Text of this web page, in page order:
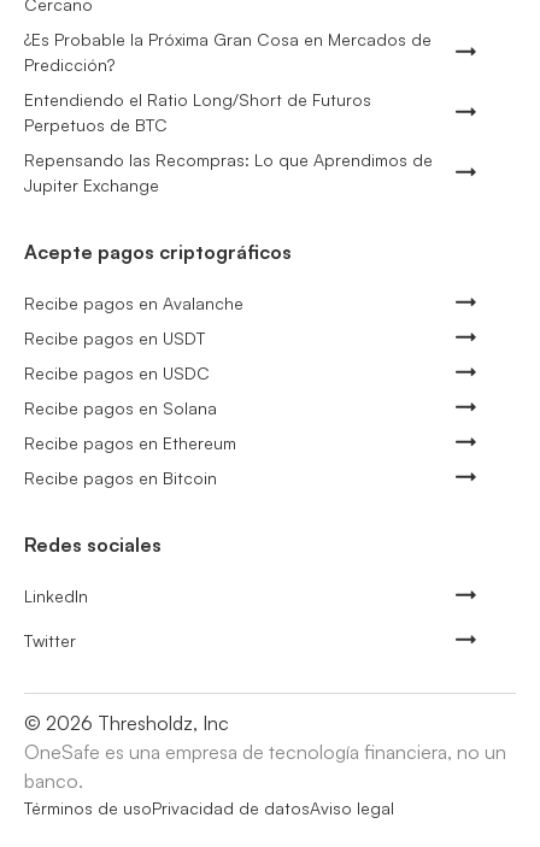
¿Es Probable la Próxima Gran Cosa en Mercados de
Predicción?
Entendiendo el Ratio Long/Short de Futuros
Perpetuos de BTC
Repensando las Recompras: Lo que Aprendimos de
Jupiter Exchange
Acepte pagos criptográficos
Recibe pagos en Avalanche
Recibe pagos en USDT
Recibe pagos en USDC
Recibe pagos en Solana
Recibe pagos en Ethereum
Recibe pagos en Bitcoin
Redes sociales
LinkedIn
Twitter
© 2026 Thresholdz, Inc
OneSafe es una empresa de tecnología financiera, no un
banco.
Términos de usoPrivacidad de datosAviso legal